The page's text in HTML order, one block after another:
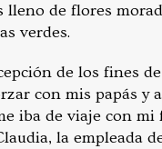
lleno de flores
verdes.
de los fines
con mis papás y
iba de viaje con
la empleada